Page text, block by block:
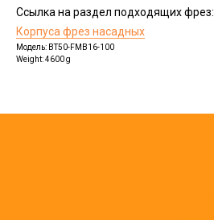
Ссылка на раздел подходящих фрез:
Корпуса фрез насадных
Модель: BT50-FMB16-100
Weight: 4600 g